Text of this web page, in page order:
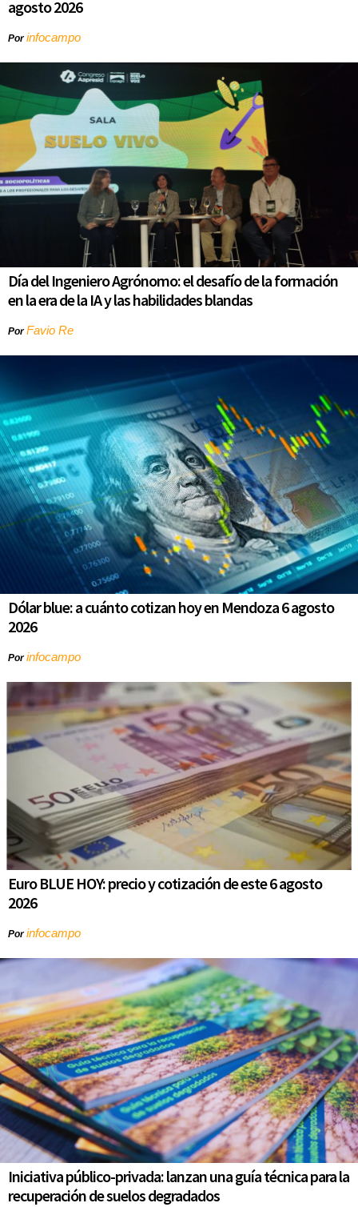
agosto 2026
Porinfocampo
Día del Ingeniero Agrónomo: el desafío de la formación
en la era de la IA y las habilidades blandas
PorFavio Re
Dólar blue: a cuánto cotizan hoy en Mendoza 6 agosto
2026
Porinfocampo
Euro BLUE HOY: precio y cotización de este 6 agosto
2026
Porinfocampo
Iniciativa público-privada: lanzan una guía técnica para la
recuperación de suelos degradados